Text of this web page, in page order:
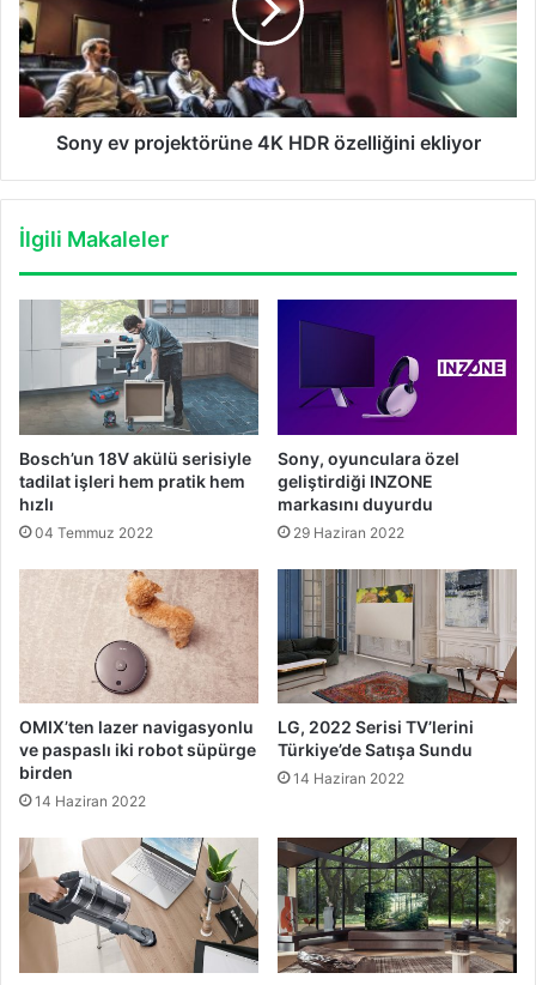
HDR
özelliğini
ekliyor
Sony ev projektörüne 4K HDR özelliğini ekliyor
İlgili Makaleler
Bosch’un 18V akülü serisiyle
tadilat işleri hem pratik hem
hızlı
04 Temmuz 2022
Sony, oyunculara özel
geliştirdiği INZONE
markasını duyurdu
29 Haziran 2022
OMIX’ten lazer navigasyonlu
ve paspaslı iki robot süpürge
birden
14 Haziran 2022
LG, 2022 Serisi TV’lerini
Türkiye’de Satışa Sundu
14 Haziran 2022